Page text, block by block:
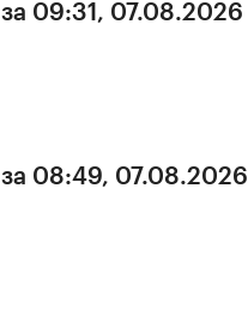
09:31, 07.08.2026
08:49, 07.08.2026